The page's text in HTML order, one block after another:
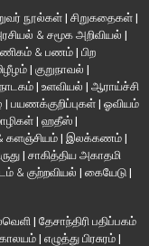
நூல்கள் | சிறுகதைகள் |
& சமூக அறிவியல் |
& பணம் | பிற
| குறுநாவல் |
நாடகம் | உளவியல் | ஆராய்ச்சி
| பயணக்குறிப்புகள் | ஓவியம்
| ஹதீஸ் |
களஞ்சியம் | இலக்கணம் |
| சாகித்திய அகாதமி
& குற்றவியல் | கையேடு |
| தேசாந்திரி பதிப்பகம்
| எழுத்து பிரசுரம் |